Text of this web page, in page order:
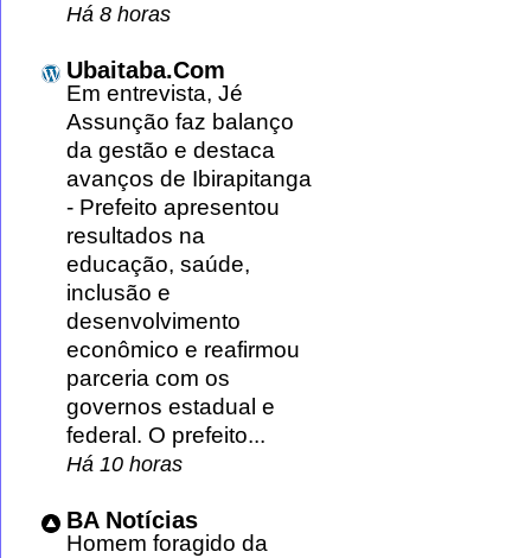
Há 8 horas
Ubaitaba.Com
Em entrevista, Jé
Assunção faz balanço
da gestão e destaca
avanços de Ibirapitanga
- Prefeito apresentou
resultados na
educação, saúde,
inclusão e
desenvolvimento
econômico e reafirmou
parceria com os
governos estadual e
federal. O prefeito...
Há 10 horas
BA Notícias
Homem foragido da